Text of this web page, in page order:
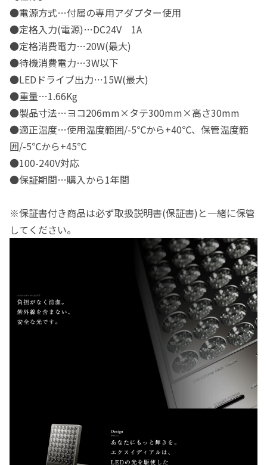
●電源方式…付属の専用アダプター使用
●定格入力(電源)…DC24V 1A
●定格消費電力…20W(最大)
●待機消費電力…3W以下
●LEDドライブ出力…15W(最大)
●重量…1.66Kg
●製品寸法…ヨコ206mm×タテ300mm×高さ30mm
●適正温度…使用温度範囲/-5℃から+40℃、保管温度範
囲/-5℃から+45℃
●100-240V対応
●保証期間…購入から1年間
※保証書付き商品は必ず取扱説明書(保証書)と一緒に保管
してください。